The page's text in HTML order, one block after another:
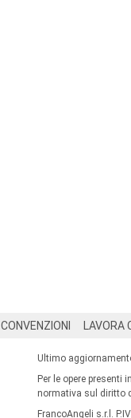
CONVENZIONI LAVORA
Ultimo
Per le opere
normativa sul diritto
FrancoAngeli s.r.l.